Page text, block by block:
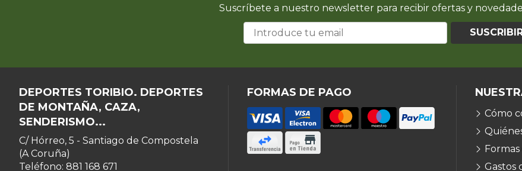
Suscríbete a nuestro newsletter para recibir ofertas y
DEPORTES TORIBIO. DEPORTES
DE MONTAÑA, CAZA,
SENDERISMO...
C/ Hórreo, 5 - Santiago de Compostela
(A Coruña)
Teléfono: 881 168 671
FORMAS DE PAGO
Cómo
Gastos